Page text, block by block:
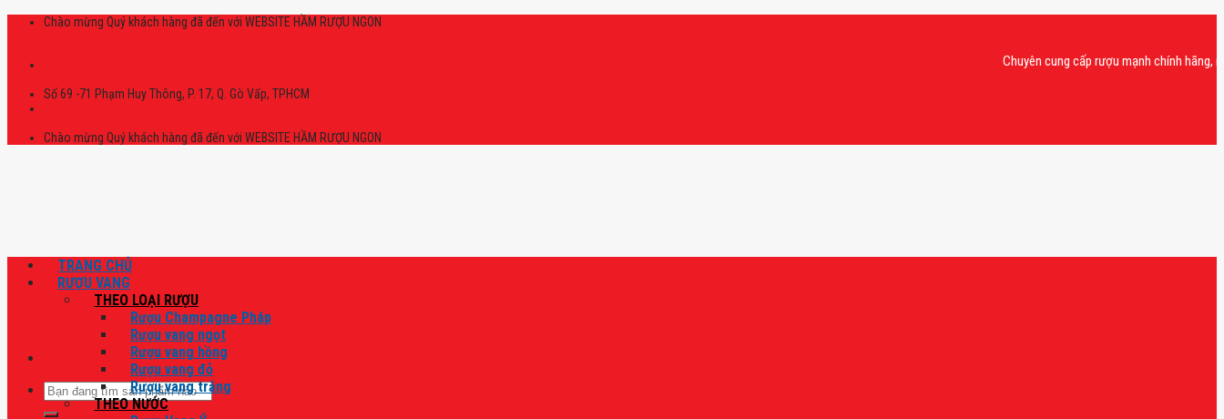
Skip
Chào mừng Quý khách hàng đã đến với WEBSITE HẦM RƯỢU NGON
Chuyên cung cấp rượu mạnh chính hãng, rượu
Số 69 -71 Phạm Huy Thông, P. 17, Q. Gò Vấp, TPHCM
Chào mừng Quý khách hàng đã đến với WEBSITE HẦM RƯỢU NGON
Tìm
kiếm:
TRANG CHỦ
RƯỢU VANG
THEO LOẠI RƯỢU
Rượu Champagne Pháp
Rượu vang ngọt
Rượu vang hồng
Rượu vang đỏ
Rượu vang trắng
THEO NƯỚC